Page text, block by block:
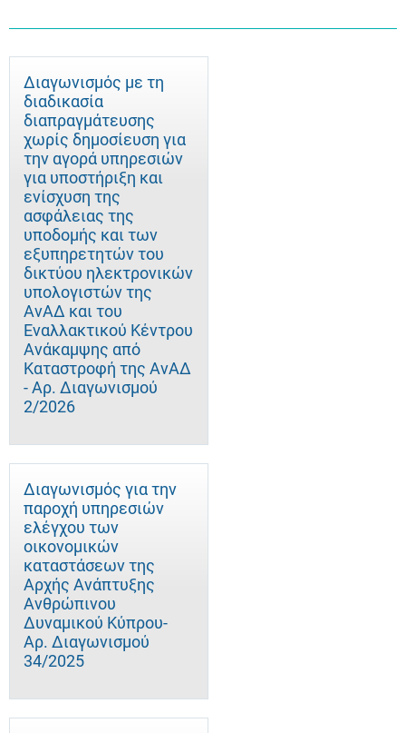
Διαγωνισμός με τη
διαδικασία
διαπραγμάτευσης
χωρίς δημοσίευση για
την αγορά υπηρεσιών
για υποστήριξη και
ενίσχυση της
ασφάλειας της
υποδομής και των
εξυπηρετητών του
δικτύου ηλεκτρονικών
υπολογιστών της
ΑνΑΔ και του
Εναλλακτικού Κέντρου
Ανάκαμψης από
Καταστροφή της ΑνΑΔ
- Αρ. Διαγωνισμού
2/2026
Διαγωνισμός για την
παροχή υπηρεσιών
ελέγχου των
οικονομικών
καταστάσεων της
Αρχής Ανάπτυξης
Ανθρώπινου
Δυναμικού Κύπρου-
Αρ. Διαγωνισμού
34/2025